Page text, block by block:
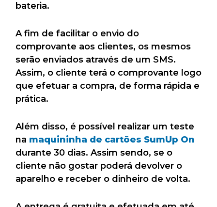
bateria.
A fim de facilitar o envio do
comprovante aos clientes, os mesmos
serão enviados através de um SMS.
Assim, o cliente terá o comprovante logo
que efetuar a compra, de forma rápida e
prática.
Além disso, é possível realizar um teste
na maquininha de cartões SumUp On
durante 30 dias. Assim sendo, se o
cliente não gostar poderá devolver o
aparelho e receber o dinheiro de volta.